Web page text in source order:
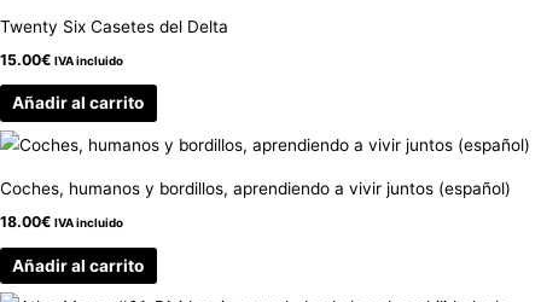
Twenty Six Casetes del Delta
15.00€ IVA incluido
Añadir al carrito
Coches, humanos y bordillos, aprendiendo a vivir juntos (español)
18.00€ IVA incluido
Añadir al carrito